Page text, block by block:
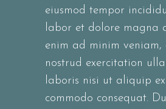
eiusmod tempor
labor et dolore magna
enim ad minim veniam,
nostrud exercitation
laboris nisi ut aliquip
commodo consequat.